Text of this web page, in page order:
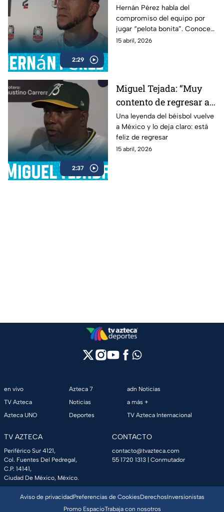
2:29
jugar pelota bonita”
Hernán Pérez habla del
compromiso del equipo por
jugar “pelota bonita”. Conoce
sus declaraciones en esta
15 abril, 2026
2:37
Miguel Tejada: “Muy
contento de regresar a
la Liga Mexicana”
Una leyenda del béisbol vuelve
a México y lo deja claro: está
feliz de regresar
15 abril, 2026
en vivo
TV Azteca
Azteca UNO
Azteca 7
Noticias
Deportes
adn Noticias
a más +
TV Azteca Internacional
TV AZTECA
Periférico Sur 4121,
Col. Fuentes Del Pedregal,
C.P. 14141,
Ciudad De México, México.
CONTACTO
contacto@tvazteca.com
55 1720 1313 | Conmutador
Aviso de privacidadPreferencias de CookiesDerechosInversionistas
Promo EspacioTrabaja con nosotros